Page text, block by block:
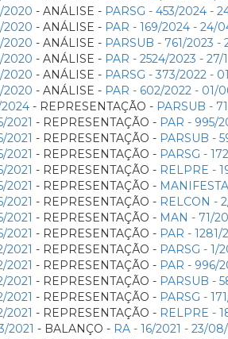
2020 - ANÁLISE - PARSG - 453/2024 -
2020 - ANÁLISE - PAR - 169/2024 - 24/
2020 - ANÁLISE - PARSUB - 761/2023 -
2020 - ANÁLISE - PAR - 2524/2023 - 27/
2020 - ANÁLISE - PARSG - 373/2022 -
2020 - ANÁLISE - PAR - 602/2022 - 01/
2024 - REPRESENTAÇÃO - PARSUB -
2021 - REPRESENTAÇÃO - PAR - 995/
2021 - REPRESENTAÇÃO - PARSUB -
2021 - REPRESENTAÇÃO - PARSG -
2021 - REPRESENTAÇÃO - RELPRE -
2021 - REPRESENTAÇÃO -
2021 - REPRESENTAÇÃO - RELCON -
2021 - REPRESENTAÇÃO - MAN - 71/
2021 - REPRESENTAÇÃO - PAR -
2021 - REPRESENTAÇÃO - PARSG - 1/
2021 - REPRESENTAÇÃO - PAR - 996/
2021 - REPRESENTAÇÃO - PARSUB -
2021 - REPRESENTAÇÃO - PARSG -
2021 - REPRESENTAÇÃO - RELPRE -
2021 - BALANÇO - RA - 16/2021 - 23/